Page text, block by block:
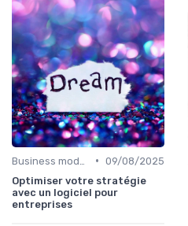
• 09/08/2025
Optimiser votre stratégie
avec un logiciel pour
entreprises